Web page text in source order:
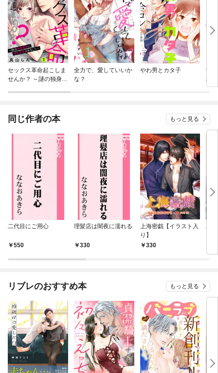
セックス革命起こしま
せんか？ ～謎の独身貴
全力で、愛していいか
な？
やわ男とカタ子
愛
め
け
同じ作者の本 もっと見る
二代目にご用心
550
理髪店は闇夜に濡れる
330
上海密戯【イラスト入
り】
330
ハ
リブレのおすすめ本 もっと見る